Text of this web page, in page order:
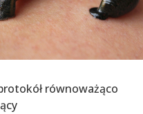
równoważąco